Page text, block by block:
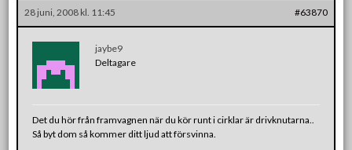
28 juni, 2008 kl. 11:45 #63870
jaybe9
Deltagare
Det du hör från framvagnen när du kör runt i cirklar är drivknutarna..
Så byt dom så kommer ditt ljud att försvinna.